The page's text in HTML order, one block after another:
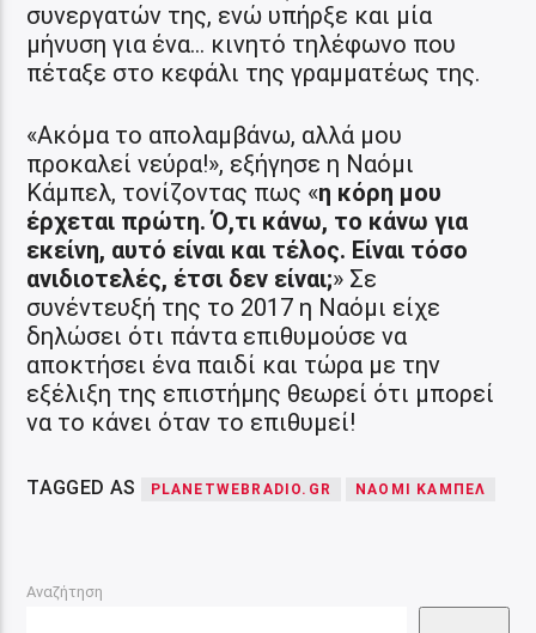
συνεργατών της, ενώ υπήρξε και μία
μήνυση για ένα… κινητό τηλέφωνο που
πέταξε στο κεφάλι της γραμματέως της.
«Ακόμα το απολαμβάνω, αλλά μου
προκαλεί νεύρα!», εξήγησε η Ναόμι
Κάμπελ, τονίζοντας πως «η κόρη μου
έρχεται πρώτη. Ό,τι κάνω, το κάνω για
εκείνη, αυτό είναι και τέλος. Είναι τόσο
ανιδιοτελές, έτσι δεν είναι;» Σε
συνέντευξή της το 2017 η Ναόμι είχε
δηλώσει ότι πάντα επιθυμούσε να
αποκτήσει ένα παιδί και τώρα με την
εξέλιξη της επιστήμης θεωρεί ότι μπορεί
να το κάνει όταν το επιθυμεί!
TAGGED AS PLANETWEBRADIO.GR ΝΑΌΜΙ ΚΆΜΠΕΛ
Αναζήτηση